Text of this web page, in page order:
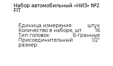
Набор автомобильный «НИЗ» №2
FIT
Единица измерения: штук
Количество в наборе, шт: 16
Тип головок: 6-гранные
Присоединительный
размер:
1/2"